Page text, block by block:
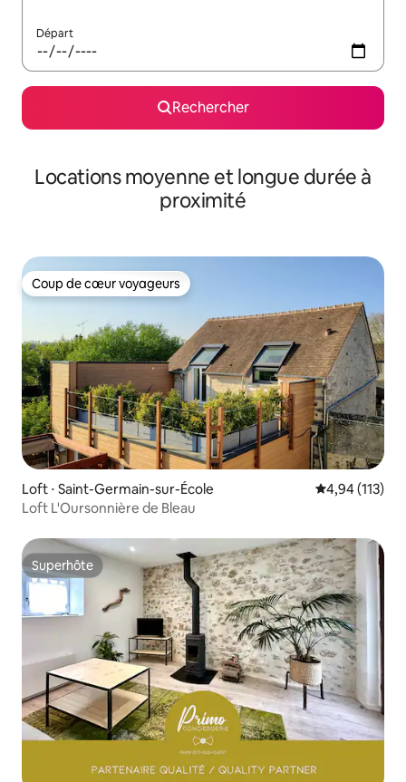
Départ
Rechercher
Locations moyenne et longue durée à
proximité
Coup de cœur voyageurs
Coup de cœur voyageurs
Loft ⋅ Saint-Germain-sur-École Évaluation
4,94 (113)
Loft L'Oursonnière de Bleau
Superhôte
Superhôte